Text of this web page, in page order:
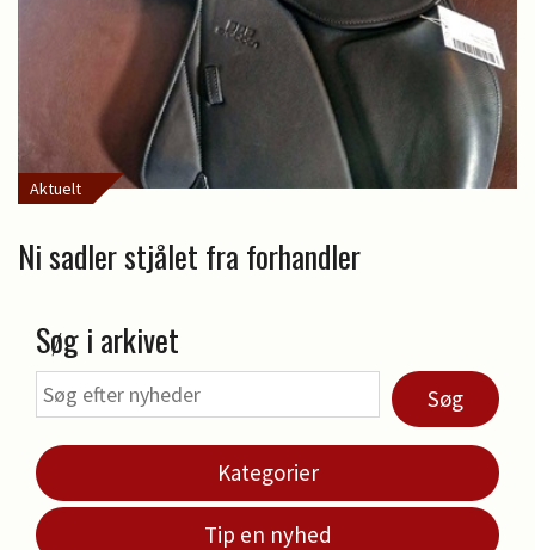
Aktuelt
Ni sadler stjålet fra forhandler
Søg i arkivet
Søg
Kategorier
Tip en nyhed